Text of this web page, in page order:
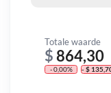
Totale waarde
$ 864,30
- 0,00% - $